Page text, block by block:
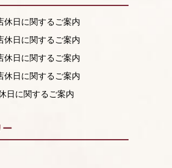
休日に関するご案内
休日に関するご案内
休日に関するご案内
休日に関するご案内
日に関するご案内
ー